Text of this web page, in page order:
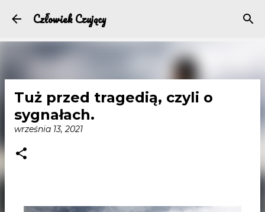
Przejdź do głównej zawartości
Człowiek Czujący
Tuż przed tragedią, czyli o
sygnałach.
września 13, 2021